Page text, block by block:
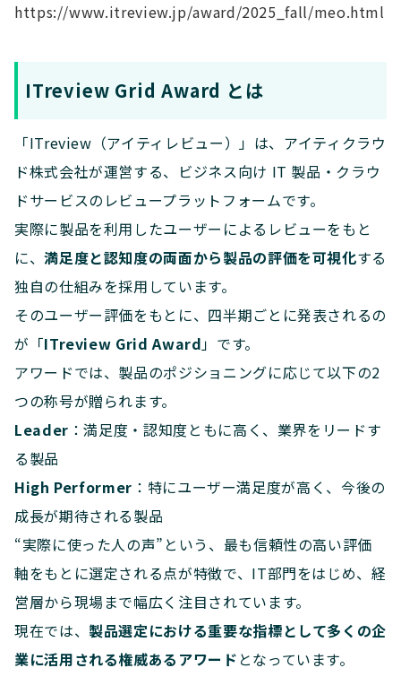
https://www.itreview.jp/award/2025_fall/meo.html
ITreview Grid Award とは
「ITreview（アイティレビュー）」は、アイティクラウ
ド株式会社が運営する、ビジネス向け IT 製品・クラウ
ドサービスのレビュープラットフォームです。
実際に製品を利用したユーザーによるレビューをもと
に、満足度と認知度の両面から製品の評価を可視化する
独自の仕組みを採用しています。
そのユーザー評価をもとに、四半期ごとに発表されるの
が「ITreview Grid Award」です。
アワードでは、製品のポジショニングに応じて以下の2
つの称号が贈られます。
Leader ：満足度・認知度ともに高く、業界をリードす
る製品
High Performer ：特にユーザー満足度が高く、今後の
成長が期待される製品
“実際に使った人の声”という、最も信頼性の高い評価
軸をもとに選定される点が特徴で、IT部門をはじめ、経
営層から現場まで幅広く注目されています。
現在では、 製品選定における重要な指標として多くの企
業に活用される権威あるアワード となっています。